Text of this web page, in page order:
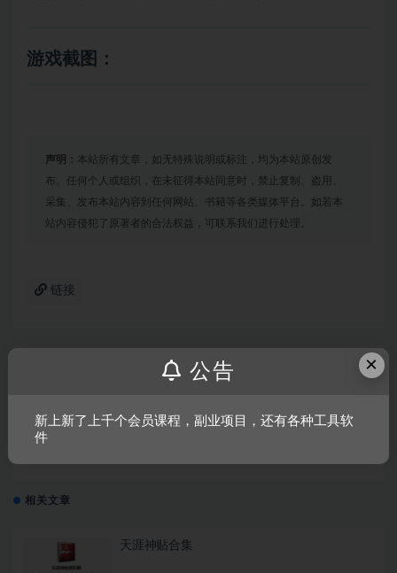
游戏截图：
声明： 本站所有文章，如无特殊说明或标注，均为本站原创发
布。任何个人或组织，在未征得本站同意时，禁止复制、盗用、
采集、发布本站内容到任何网站、书籍等各类媒体平台。如若本
站内容侵犯了原著者的合法权益，可联系我们进行处理。
链接
上一篇
角斗士学院-血与荣耀/Gladiator School（V0.95+DLC）
下一篇
相关文章
天涯神贴合集
×
公告
新上新了上千个会员课程，副业项目，还有各种工具软
件